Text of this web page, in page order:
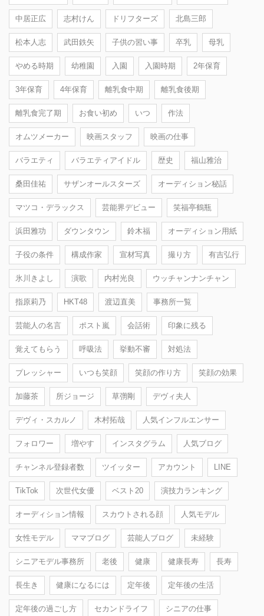
中居正広 志村けん ドリフターズ 北島三郎
松本人志 武田鉄矢 子供の習い事 卒乳 母乳
やめる時期 幼稚園 入園 入園時期 2年保育
3年保育 4年保育 離乳食中期 離乳食後期
離乳食完了期 お食い初め いつ 作法
オムツメーカー 映画スタッフ 映画の仕事
バラエティ バラエティアイドル 歴史 福山雅治
桑田佳祐 サザンオールスターズ オーディション秘話
マツコ・デラックス 芸能界デビュー 笑福亭鶴瓶
浜田雅功 ダウンタウン 鈴木福 オーディション用紙
子役の条件 構成作家 宣材写真 撮り方 有吉弘行
氷川きよし 演歌 内村光良 ウッチャンナンチャン
指原莉乃 HKT48 渡辺直美 事務所一覧
芸能人の名言 ポスト嵐 会話術 印象に残る
覚えてもらう 呼吸法 挙動不審 対処法
プレッシャー いつも笑顔 笑顔の作り方 笑顔の効果
加藤茶 所ジョージ 草彅剛 デヴィ夫人
デヴィ・スカルノ 木村拓哉 人気インフルエンサー
フォロワー 増やす インスタグラム 人気ブログ
チャンネル登録者数 ツイッター アカウント LINE
TikTok 次世代女優 ベスト20 演技力ランキング
オーディション情報 スカウトされる顔 人気モデル
女性モデル ママブログ 芸能人ブログ 未経験
シニアモデル事務所 老後 健康 健康長寿 長寿
長生き 健康になるには 定年後 定年後の生活
定年後の過ごし方 セカンドライフ シニアの仕事